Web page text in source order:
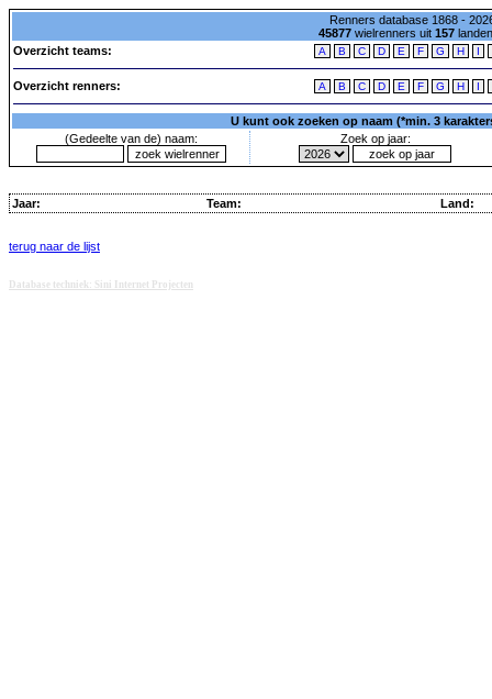
Renners database 1868 -
45877wielrenners uit 157
Overzicht teams:
A B C D E F G H I
Overzicht renners: A B C D E F G H I
U kunt ook zoeken op naam (*min. 3
(Gedeelte van de) naam:
Zoek op jaar:
Jaar: Team: Land:
terug naar de lijst
Database techniek: Sini Internet Projecten